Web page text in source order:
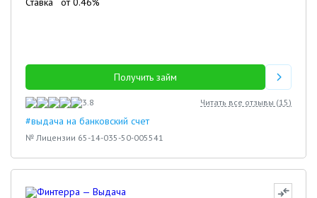
Получить займ
3.8 Читать все отзывы (15)
#выдача на банковский счет
№ Лицензии 65-14-035-50-005541